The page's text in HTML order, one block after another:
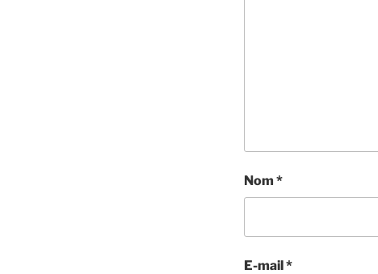
Nom *
E-mail*